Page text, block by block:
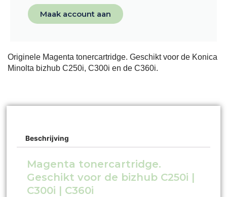
Maak account aan
Originele Magenta tonercartridge. Geschikt voor de Konica
Minolta bizhub C250i, C300i en de C360i.
Beschrijving
Magenta tonercartridge.
Geschikt voor de bizhub C250i |
C300i | C360i